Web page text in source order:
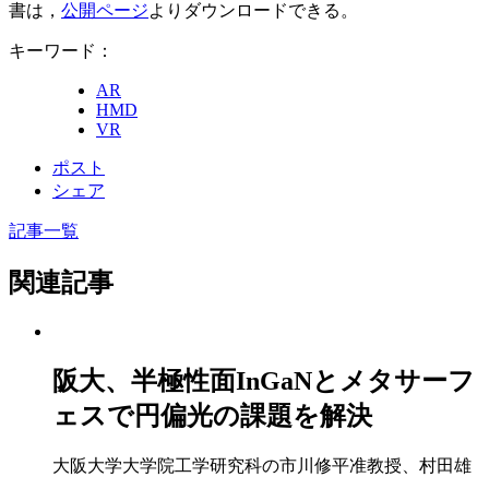
書は， 公開ページよりダウンロードできる。
キーワード：
AR
HMD
VR
ポスト
シェア
記事一覧
関連記事
阪大、半極性面InGaNとメタサーフ
ェスで円偏光の課題を解決
大阪大学大学院工学研究科の市川修平准教授、村田雄